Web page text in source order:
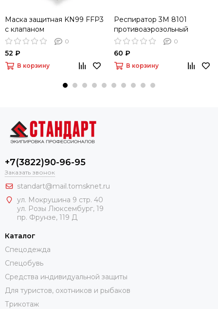
Маска защитная KN99 FFP3
с клапаном
0
52 ₽
В корзину
Респиратор 3М 8101
противоаэрозольный
0
60 ₽
В корзину
+7(3822)90-96-95
Заказать звонок
standart@mail.tomsknet.ru
ул. Мокрушина 9 стр. 40
ул. Розы Люксембург, 19
пр. Фрунзе, 119 Д
Каталог
Спецодежда
Спецобувь
Средства индивидуальной защиты
Для туристов, охотников и рыбаков
Трикотаж